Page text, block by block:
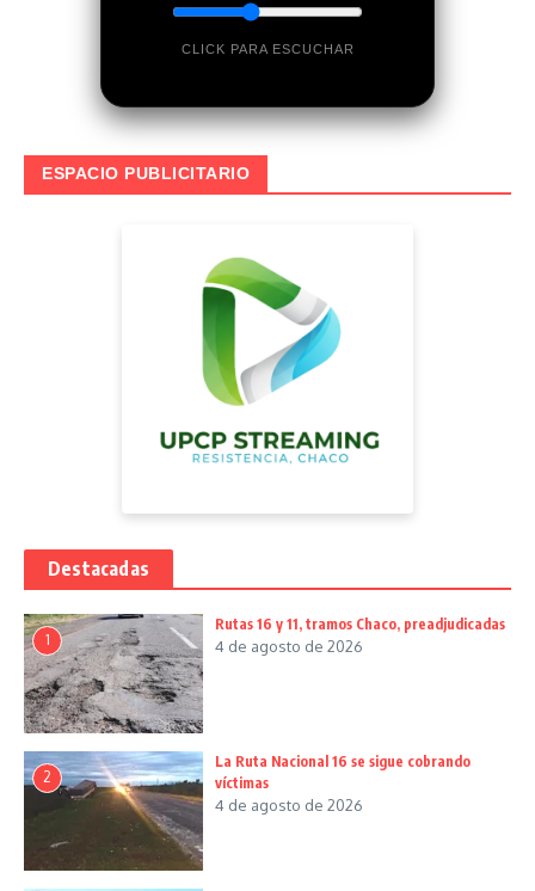
CLICK PARA ESCUCHAR
ESPACIO PUBLICITARIO
Destacadas
1
Rutas 16 y 11, tramos Chaco, preadjudicadas
4 de agosto de 2026
2
La Ruta Nacional 16 se sigue cobrando
víctimas
4 de agosto de 2026